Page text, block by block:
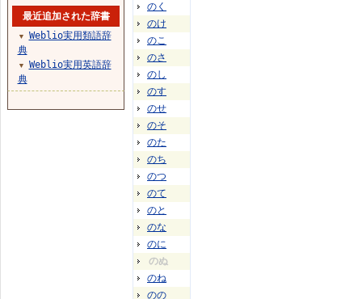
のく
のけ
のこ
のさ
のし
のす
のせ
のそ
のた
のち
のつ
のて
のと
のな
のに
のぬ
のね
のの
最近追加された辞書
▼
Weblio実用類語辞
典
▼
Weblio実用英語辞
典